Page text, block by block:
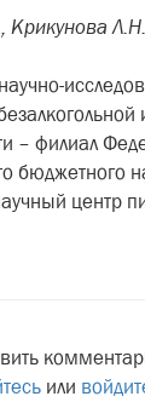
– филиал
бюджетного
центр
или